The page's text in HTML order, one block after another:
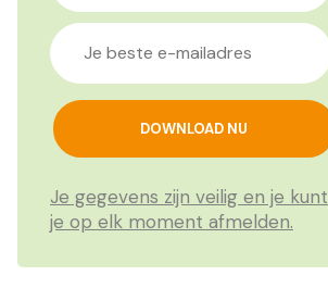
Je gegevens zijn veilig en je kunt
je op elk moment afmelden.